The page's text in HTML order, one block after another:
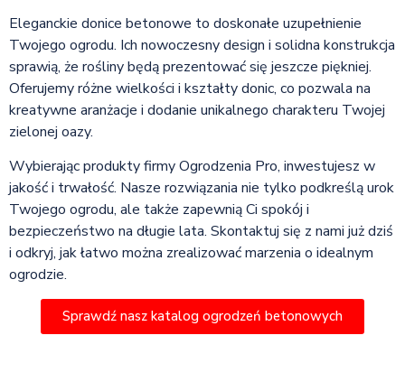
Eleganckie donice betonowe to doskonałe uzupełnienie
Twojego ogrodu. Ich nowoczesny design i solidna konstrukcja
sprawią, że rośliny będą prezentować się jeszcze piękniej.
Oferujemy różne wielkości i kształty donic, co pozwala na
kreatywne aranżacje i dodanie unikalnego charakteru Twojej
zielonej oazy.
Wybierając produkty firmy Ogrodzenia Pro, inwestujesz w
jakość i trwałość. Nasze rozwiązania nie tylko podkreślą urok
Twojego ogrodu, ale także zapewnią Ci spokój i
bezpieczeństwo na długie lata. Skontaktuj się z nami już dziś
i odkryj, jak łatwo można zrealizować marzenia o idealnym
ogrodzie.
Sprawdź nasz katalog ogrodzeń betonowych